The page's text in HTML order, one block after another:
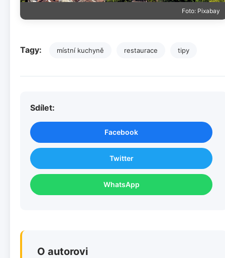
Foto: Pixabay
Tagy: místní kuchyně restaurace tipy
Sdílet:
Facebook
Twitter
WhatsApp
O autorovi